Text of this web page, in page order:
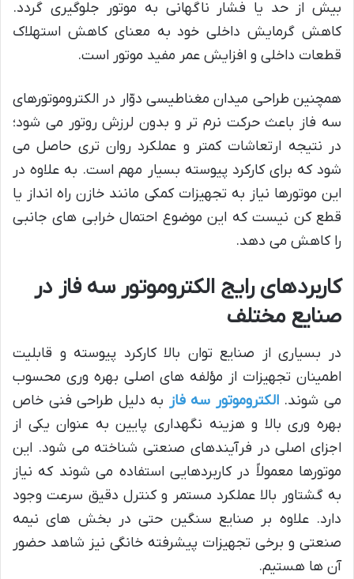
بیش از حد یا فشار ناگهانی به موتور جلوگیری گردد.
کاهش گرمایش داخلی خود به معنای کاهش استهلاک
قطعات داخلی و افزایش عمر مفید موتور است.
همچنین طراحی میدان مغناطیسی دوّار در الکتروموتورهای
سه فاز باعث حرکت نرم تر و بدون لرزش روتور می شود؛
در نتیجه ارتعاشات کمتر و عملکرد روان تری حاصل می
شود که برای کارکرد پیوسته بسیار مهم است. به علاوه در
این موتورها نیاز به تجهیزات کمکی مانند خازن راه انداز یا
قطع کن نیست که این موضوع احتمال خرابی های جانبی
را کاهش می دهد.
کاربردهای رایج الکتروموتور سه فاز در
صنایع مختلف
در بسیاری از صنایع توان بالا کارکرد پیوسته و قابلیت
اطمینان تجهیزات از مؤلفه های اصلی بهره وری محسوب
می شوند.الکتروموتور سه فاز به دلیل طراحی فنی خاص
بهره وری بالا و هزینه نگهداری پایین به عنوان یکی از
اجزای اصلی در فرآیندهای صنعتی شناخته می شود. این
موتورها معمولاً در کاربردهایی استفاده می شوند که نیاز
به گشتاور بالا عملکرد مستمر و کنترل دقیق سرعت وجود
دارد. علاوه بر صنایع سنگین حتی در بخش های نیمه
صنعتی و برخی تجهیزات پیشرفته خانگی نیز شاهد حضور
آن ها هستیم.